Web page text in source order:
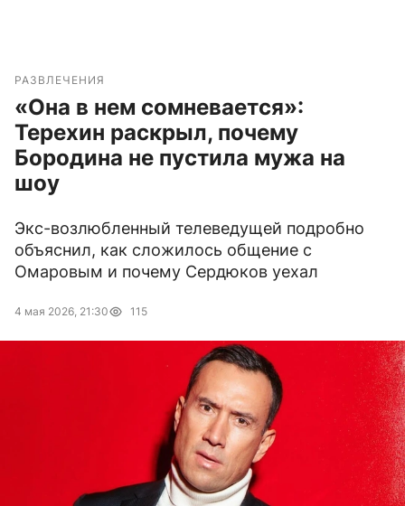
РАЗВЛЕЧЕНИЯ
«Она в нем сомневается»:
Терехин раскрыл, почему
Бородина не пустила мужа на
шоу
Экс-возлюбленный телеведущей подробно
объяснил, как сложилось общение с
Омаровым и почему Сердюков уехал
4 мая 2026, 21:30 115